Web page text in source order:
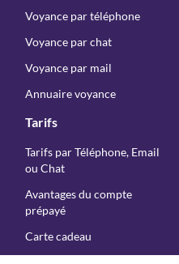
Voyance par téléphone
Voyance par chat
Voyance par mail
Annuaire voyance
Tarifs
Tarifs par Téléphone, Email
ou Chat
Avantages du compte
prépayé
Carte cadeau